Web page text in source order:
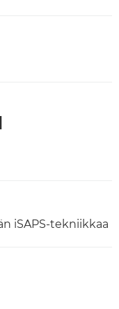
iSAPS-tekniikkaa